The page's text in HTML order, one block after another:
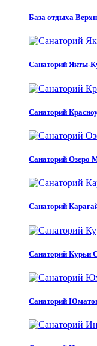
База отдыха
Санаторий Якты-
Санаторий
Санаторий Озеро
Санаторий
Санаторий Курьи
Санаторий